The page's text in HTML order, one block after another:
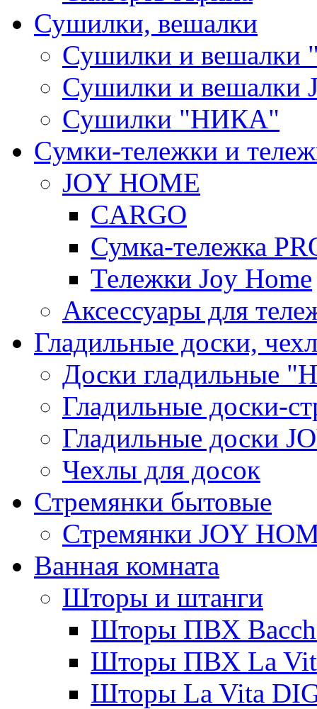
Сушилки, вешалки
Сушилки и вешалки
Сушилки и вешалки
Сушилки "НИКА"
Cумки-тележки и
JOY HOME
CARGO
Сумка-тележка
Тележки Joy Home
Аксессуары для
Гладильные доски,
Доски гладильные
Гладильные доски-
Гладильные доски
Чехлы для досок
Стремянки бытовые
Стремянки JOY
Ванная комната
Шторы и штанги
Шторы ПВХ
Шторы ПВХ La
Шторы La Vita